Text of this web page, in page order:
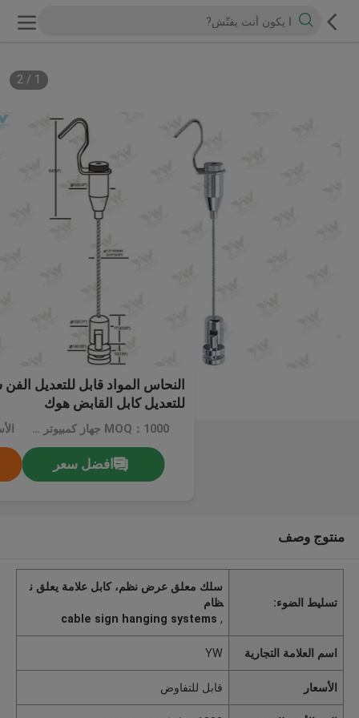
1
/
2
النحاس المواد قابل للتعديل
للتعديل كابل القابض هوك
MOQ：1000 جهاز كمبيوتر شخصى
افضل سعر
منتوج وصف
تسليط الضوء:
سلك معلق عرض نظم، كابل علامة يعلق ن
ظام
,
cable sign hanging systems
اسم العلامة التجارية YW
الأسعار قابل للتفاوض